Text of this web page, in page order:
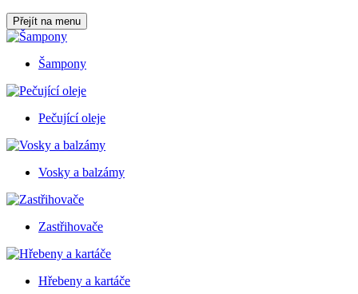
Přejít na menu
Šampony
Pečující oleje
Vosky a balzámy
Zastřihovače
Hřebeny a kartáče